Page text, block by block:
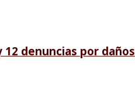
12 denuncias por daños